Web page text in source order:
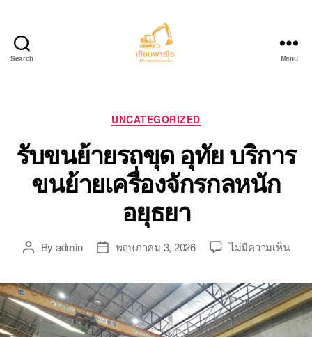
Search
รถ
แบค
โฮ.com
Menu
Categories
UNCATEGORIZED
รับขนย้ายรถขุด อุทัย บริการ
ขนย้ายเครื่องจักรกลหนัก
อยุธยา
PostBy admin
Postพฤษภาคม 3, 2026 ไม่มีความเห็นบน
ย้าย
รถ
ขุด